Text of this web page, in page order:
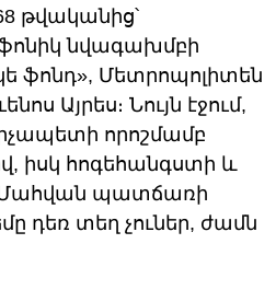
թվականից՝
նվագախմբի
ֆոնդ», Մետրոպոլիտեն
Այրես։ Նույն էջում,
որոշմամբ
իսկ հոգեհանգստի և
Մահվան պատճառի
դեռ տեղ չուներ, ժամն